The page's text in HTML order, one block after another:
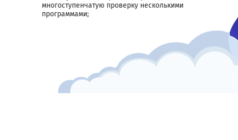
многоступенчатую проверку несколькими
программами;